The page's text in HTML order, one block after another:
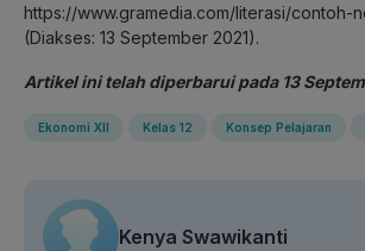
https://www.gramedia.com/literasi/contoh-
(Diakses: 13 September 2021).
Artikel ini telah diperbarui pada 13
Ekonomi XII Kelas 12 Konsep Pelajaran
Kenya Swawikanti